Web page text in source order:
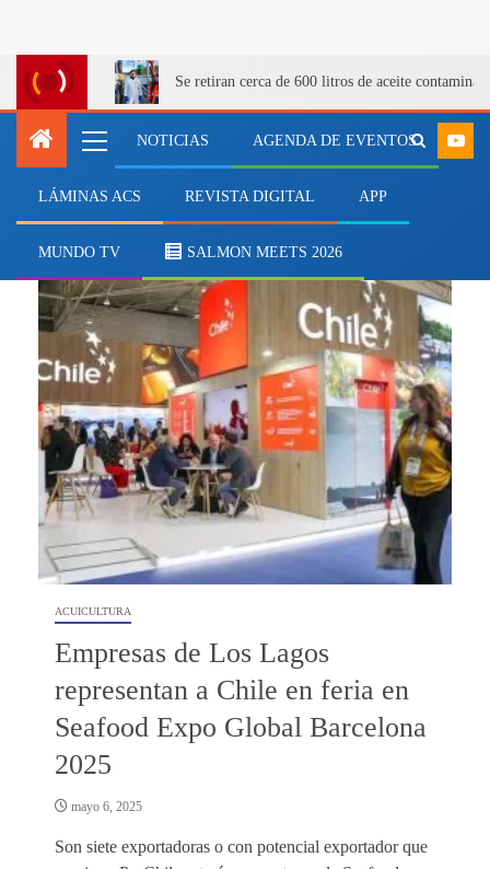
Se retiran cerca de 600 litros de aceite
NOTICIAS AGENDA DE EVENTOS
LÁMINAS ACS REVISTA DIGITAL APP
MUNDO TV SALMON MEETS 2026
LosLagos
ACUICULTURA
Empresas de Los Lagos
representan a Chile en feria en
Seafood Expo Global Barcelona
2025
mayo 6, 2025
Son siete exportadoras o con potencial exportador que